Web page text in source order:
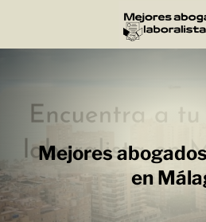
Mejores
en